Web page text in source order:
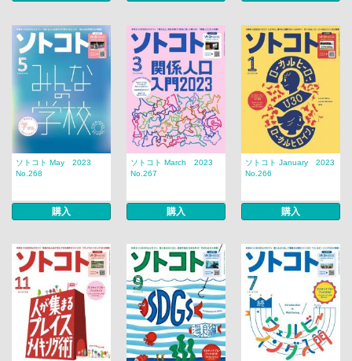
ソトコト May 2023
No.268
購入
ソトコト March 2023
No.267
購入
ソトコト January 2023
No.266
購入